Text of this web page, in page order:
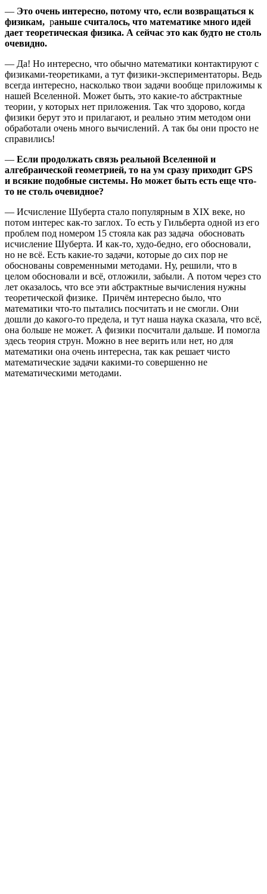
— Это очень интересно, потому что, если возвращаться к
физикам, раньше считалось, что математике много идей
дает теоретическая физика. А сейчас это как будто не столь
очевидно.
— Да! Но интересно, что обычно математики контактируют с
физиками-теоретиками, а тут физики-экспериментаторы. Ведь
всегда интересно, насколько твои задачи вообще приложимы к
нашей Вселенной. Может быть, это какие-то абстрактные
теории, у которых нет приложения. Так что здорово, когда
физики берут это и прилагают, и реально этим методом они
обработали очень много вычислений. А так бы они просто не
справились!
— Если продолжать связь реальной Вселенной и
алгебраической геометрией, то на ум сразу приходит GPS
и всякие подобные системы. Но может быть есть еще что-
то не столь очевидное?
— Исчисление Шуберта стало популярным в XIX веке, но
потом интерес как-то заглох. То есть у Гильберта одной из его
проблем под номером 15 стояла как раз задача обосновать
исчисление Шуберта. И как-то, худо-бедно, его обосновали,
но не всё. Есть какие-то задачи, которые до сих пор не
обоснованы современными методами. Ну, решили, что в
целом обосновали и всё, отложили, забыли. А потом через сто
лет оказалось, что все эти абстрактные вычисления нужны
теоретической физике. Причём интересно было, что
математики что-то пытались посчитать и не смогли. Они
дошли до какого-то предела, и тут наша наука сказала, что всё,
она больше не может. А физики посчитали дальше. И помогла
здесь теория струн. Можно в нее верить или нет, но для
математики она очень интересна, так как решает чисто
математические задачи какими-то совершенно не
математическими методами.